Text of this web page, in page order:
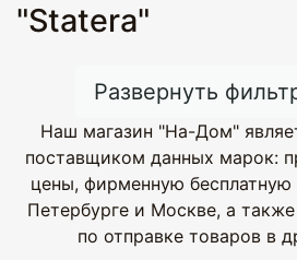
"Statera"
Развернуть
Наш магазин "На-Дом"
поставщиком данных марок:
цены, фирменную бесплатную
Петербурге и Москве, а
по отправке товаров в